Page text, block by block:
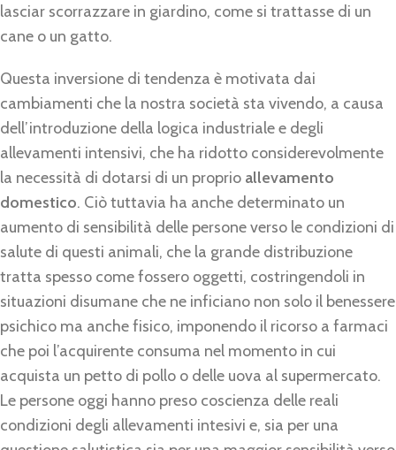
lasciar scorrazzare in giardino, come si trattasse di un
cane o un gatto.
Questa inversione di tendenza è motivata dai
cambiamenti che la nostra società sta vivendo, a causa
dell’introduzione della logica industriale e degli
allevamenti intensivi, che ha ridotto considerevolmente
la necessità di dotarsi di un proprio allevamento
domestico. Ciò tuttavia ha anche determinato un
aumento di sensibilità delle persone verso le condizioni di
salute di questi animali, che la grande distribuzione
tratta spesso come fossero oggetti, costringendoli in
situazioni disumane che ne inficiano non solo il benessere
psichico ma anche fisico, imponendo il ricorso a farmaci
che poi l’acquirente consuma nel momento in cui
acquista un petto di pollo o delle uova al supermercato.
Le persone oggi hanno preso coscienza delle reali
condizioni degli allevamenti intesivi e, sia per una